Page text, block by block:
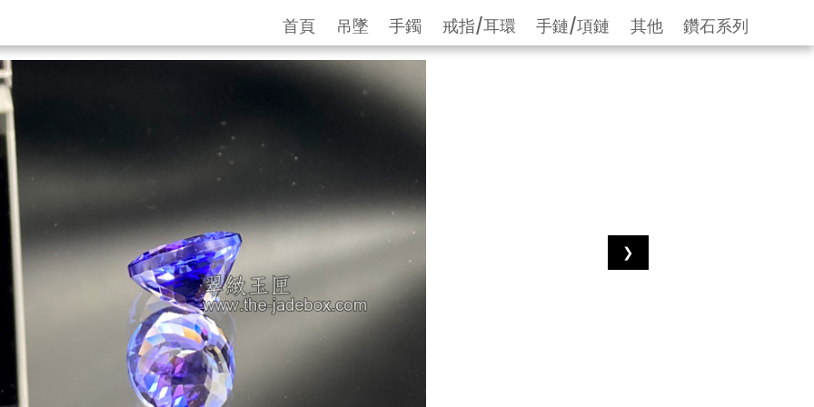
首頁 吊墜 手鐲 戒指/耳環 手鏈/項鏈 其他 鑽石系列
❯